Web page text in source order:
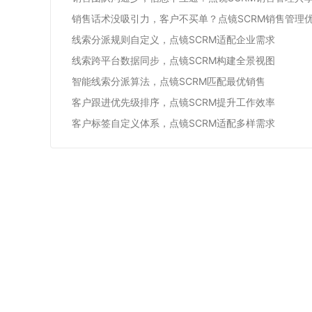
销售话术没吸引力，客户不买单？点镜SCRM销售管理
线索分派规则自定义，点镜SCRM适配企业需求
线索跨平台数据同步，点镜SCRM构建全景视图
智能线索分派算法，点镜SCRM匹配最优销售
客户跟进优先级排序，点镜SCRM提升工作效率
客户标签自定义体系，点镜SCRM适配多样需求